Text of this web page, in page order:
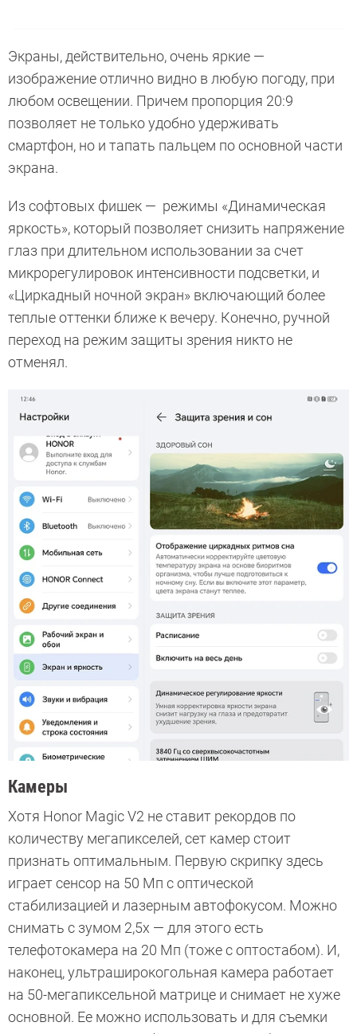
Экраны, действительно, очень яркие —
изображение отлично видно в любую погоду, при
любом освещении. Причем пропорция 20:9
позволяет не только удобно удерживать
смартфон, но и тапать пальцем по основной части
экрана.
Из софтовых фишек — режимы «Динамическая
яркость», который позволяет снизить напряжение
глаз при длительном использовании за счет
микрорегулировок интенсивности подсветки, и
«Циркадный ночной экран» включающий более
теплые оттенки ближе к вечеру. Конечно, ручной
переход на режим защиты зрения никто не
отменял.
Камеры
Хотя Honor Magic V2 не ставит рекордов по
количеству мегапикселей, сет камер стоит
признать оптимальным. Первую скрипку здесь
играет сенсор на 50 Мп с оптической
стабилизацией и лазерным автофокусом. Можно
снимать с зумом 2,5х — для этого есть
телефотокамера на 20 Мп (тоже с оптостабом). И,
наконец, ультраширокогольная камера работает
на 50-мегапиксельной матрице и снимает не хуже
основной. Ее можно использовать и для съемки